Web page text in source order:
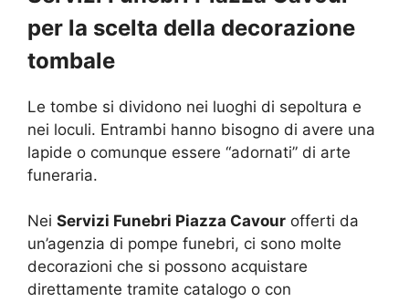
per la scelta della decorazione
tombale
Le tombe si dividono nei luoghi di sepoltura e
nei loculi. Entrambi hanno bisogno di avere una
lapide o comunque essere “adornati” di arte
funeraria.
Nei Servizi Funebri Piazza Cavour offerti da
un’agenzia di pompe funebri, ci sono molte
decorazioni che si possono acquistare
direttamente tramite catalogo o con